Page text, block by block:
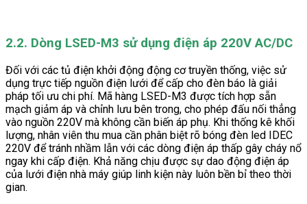
2.2. Dòng LSED-M3 sử dụng điện áp 220V AC/DC
Đối với các tủ điện khởi động động cơ truyền thống, việc sử
dụng trực tiếp nguồn điện lưới để cấp cho đèn báo là giải
pháp tối ưu chi phí. Mã hàng LSED-M3 được tích hợp sẵn
mạch giảm áp và chỉnh lưu bên trong, cho phép đấu nối thẳng
vào nguồn 220V mà không cần biến áp phụ. Khi thống kê khối
lượng, nhân viên thu mua cần phân biệt rõ bóng đèn led IDEC
220V để tránh nhầm lẫn với các dòng điện áp thấp gây cháy nổ
ngay khi cấp điện. Khả năng chịu được sự dao động điện áp
của lưới điện nhà máy giúp linh kiện này luôn bền bỉ theo thời
gian.